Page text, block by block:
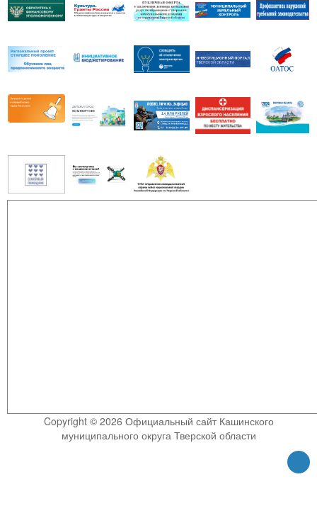
Copyright © 2026 Официальный сайт Кашинского
муниципального округа Тверской области